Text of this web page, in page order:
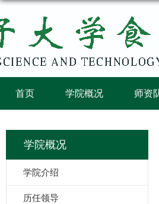
首页 学院概况 师资
学院概况
学院介绍
历任领导